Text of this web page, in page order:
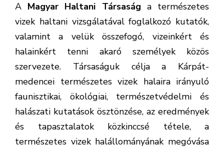
A Magyar Haltani Társaság a természetes
vizek haltani vizsgálatával foglalkozó kutatók,
valamint a velük összefogó, vizeinkért és
halainkért tenni akaró személyek közös
szervezete. Társaságuk célja a Kárpát-
medencei természetes vizek halaira irányuló
faunisztikai, ökológiai, természetvédelmi és
halászati kutatások ösztönzése, az eredmények
és tapasztalatok közkinccsé tétele, a
természetes vizek halállományának megóvása